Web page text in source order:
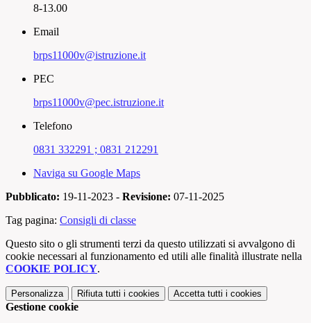
8-13.00
Email
brps11000v@istruzione.it
PEC
brps11000v@pec.istruzione.it
Telefono
0831 332291 ; 0831 212291
Naviga su Google Maps
Pubblicato: 19-11-2023 - Revisione: 07-11-2025
Tag pagina: Consigli di classe
Questo sito o gli strumenti terzi da questo utilizzati si avvalgono di
cookie necessari al funzionamento ed utili alle finalità illustrate nella
COOKIE POLICY.
Personalizza Rifiuta tutti i cookies Accetta tutti i cookies
Gestione cookie